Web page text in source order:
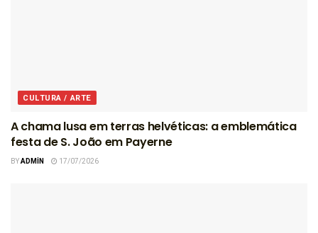
CULTURA / ARTE
A chama lusa em terras helvéticas: a emblemática
festa de S. João em Payerne
BYADMIN 17/07/2026